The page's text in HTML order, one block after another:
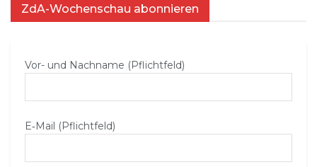
ZdA-Wochenschau abonnieren
Vor- und Nachname (Pflichtfeld)
E‑Mail (Pflichtfeld)